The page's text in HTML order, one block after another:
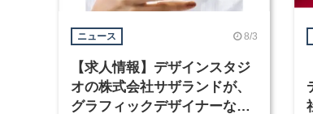
ニュース 8/3
【求人情報】デザインスタジ
オの株式会社サザランドが、
グラフィックデザイナーなど2